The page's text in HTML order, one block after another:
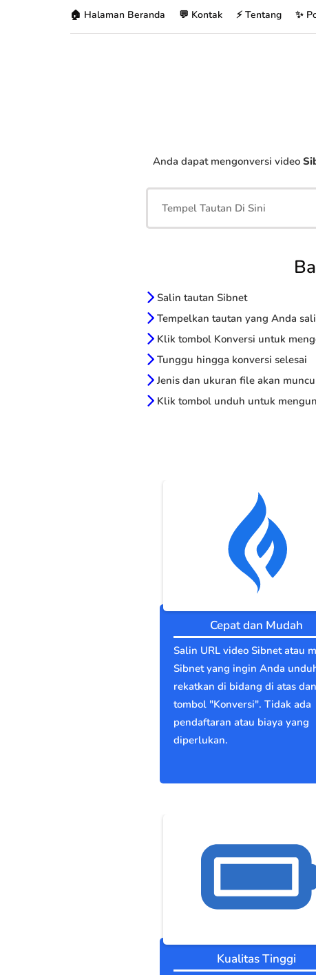
🏠 Halaman Beranda 💬 Kontak ⚡ Tentang ✨
Anda dapat mengonversi video
Salin tautan Sibnet
Tempelkan tautan yang Anda
Klik tombol Konversi untuk
Tunggu hingga konversi selesai
Jenis dan ukuran file akan
Klik tombol unduh untuk
Cepat dan Mudah
Salin URL video Sibnet atau
Sibnet yang ingin Anda
rekatkan di bidang di atas
tombol "Konversi". Tidak ada
pendaftaran atau biaya yang
diperlukan.
Kualitas Tinggi